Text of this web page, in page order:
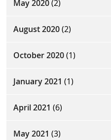
May 2020(2)
August 2020(2)
October 2020(1)
January 2021 (1)
April 2021 (6)
May 2021 (3)